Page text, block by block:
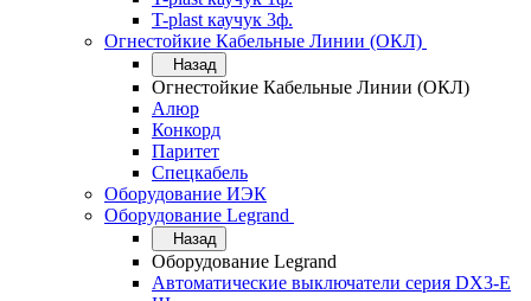
T-plast каучук 3ф.
Огнестойкие Кабельные Линии (ОКЛ)
Назад
Огнестойкие Кабельные Линии (ОКЛ)
Алюр
Конкорд
Паритет
Спецкабель
Оборудование ИЭК
Оборудование Legrand
Назад
Оборудование Legrand
Автоматические выключатели серия DX3-E